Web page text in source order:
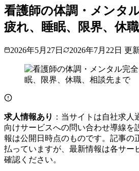
看護師の体調・メンタ
疲れ、睡眠、限界、休
2026年5月27日 2026年7月22日 更
求人情報あり ：当サイトは自社求
向けサービスへの問い合わせ導線を
報は公開日時点のものです。記事の
払っていますが、最新情報は各サー
確認ください。